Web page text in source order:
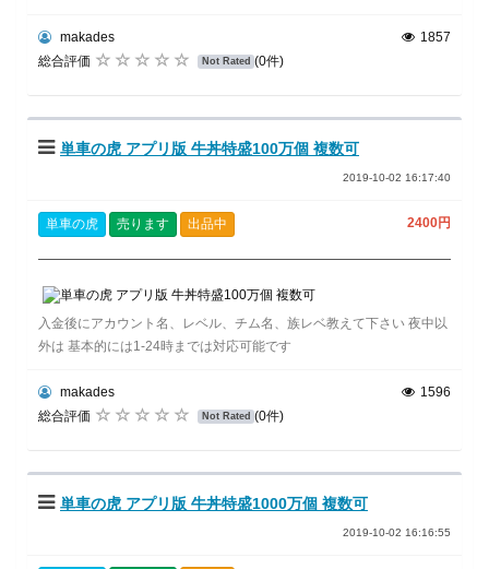
makades
総合評価
Not Rated (0件)
1857
単車の虎 アプリ版 牛丼特盛100万個 複数可
2019-10-02 16:17:40
単車の虎 売ります 出品中 2400円
入金後にアカウント名、レベル、チム名、族レベ教えて下さい 夜中以
外は 基本的には1-24時までは対応可能です
makades
総合評価
Not Rated (0件)
1596
単車の虎 アプリ版 牛丼特盛1000万個 複数可
2019-10-02 16:16:55